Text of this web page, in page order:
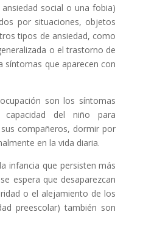
social o una fobia)
por situaciones, objetos
tipos de ansiedad, como
o el trastorno de
síntomas que aparecen con
son los síntomas
del niño para
compañeros, dormir por
en la vida diaria.
infancia que persisten más
espera que desaparezcan
o el alejamiento de los
preescolar) también son